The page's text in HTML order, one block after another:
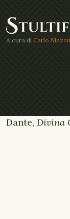
A cura di Carlo
Dante, Divina